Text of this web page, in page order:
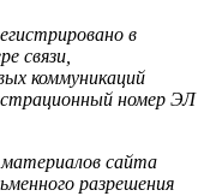
в
связи,
коммуникаций
номер ЭЛ
материалов сайта
разрешения